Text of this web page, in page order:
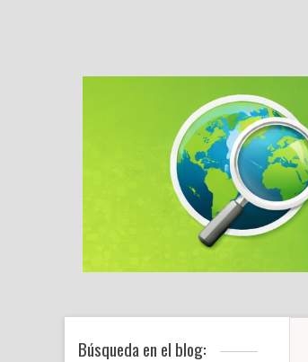
Búsqueda en el blog: